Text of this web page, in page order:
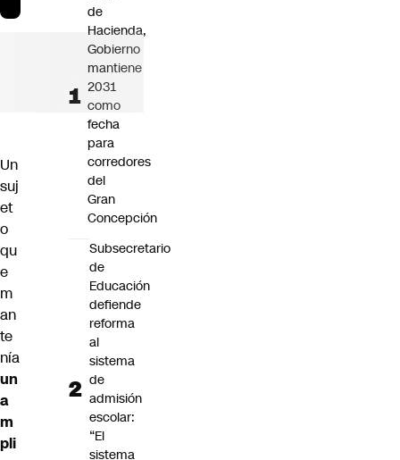
Un
suj
et
o
qu
e
m
an
te
nía
un
a
m
pli
de
Hacienda,
Gobierno
mantiene
2031
como
fecha
para
corredores
del
Gran
Concepción
Subsecretario
de
Educación
defiende
reforma
al
sistema
de
admisión
escolar:
“El
sistema